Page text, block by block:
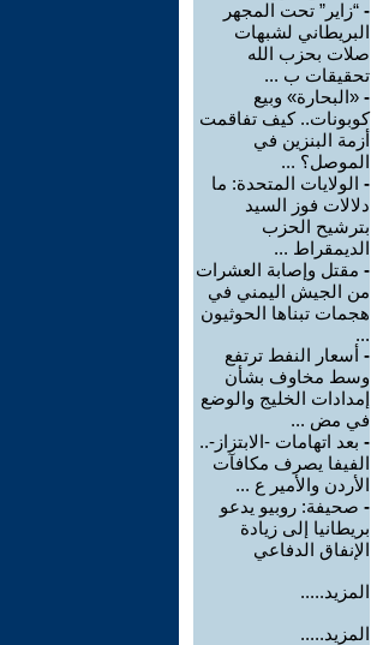
- “زاير” تحت المجهر
البريطاني لشبهات
صلات بحزب الله
تحقيقات ب ...
- «البحارة» وبيع
كوبونات.. كيف تفاقمت
أزمة البنزين في
الموصل؟ ...
- الولايات المتحدة: ما
دلالات فوز السيد
بترشيح الحزب
الديمقراط ...
- مقتل وإصابة العشرات
من الجيش اليمني في
هجمات تبناها الحوثيون
...
- أسعار النفط ترتفع
وسط مخاوف بشأن
إمدادات الخليج والوضع
في مض ...
- بعد اتهامات -الابتزاز-..
الفيفا يصرف مكافآت
الأردن والأمير ع ...
- صحيفة: روبيو يدعو
بريطانيا إلى زيادة
الإنفاق الدفاعي
المزيد.....
المزيد.....